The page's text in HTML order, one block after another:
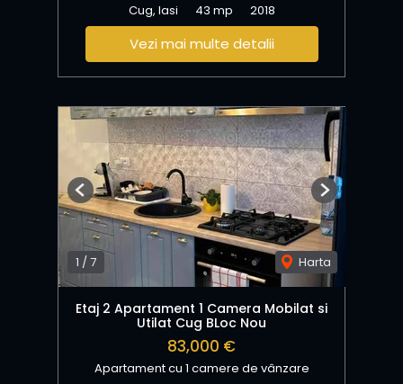
Cug, Iasi
43 mp 2018
Vezi mai multe detalii
1 /7 Harta
Previous Next
Etaj 2 Apartament 1 Camera Mobilat si
Utilat Cug BLoc Nou
83,000 €
Apartament cu 1 camere de vânzare